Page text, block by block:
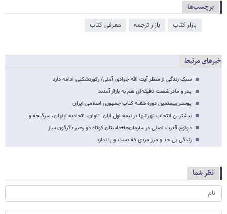
برچسب‌ها
بازار کتاب بازار ترجمه معرفی کتاب
خبرهای مرتبط
سبک زندگی از منظر آیت الله جوادی آملی/ رکوردشکنی ادامه دارد
پدر و مادر شصت دقیقه‌ای هم به بازار آمدند
پوستر بیستمین دوره هفته کتاب جمهوری اسلامی ایران
بیشترین انتخاب تهرانی​ها در نیمه اول آبان: تاوان، اتحادیه ابلهان، سرگیجه و...
دونوع قدرت اصلی در سازمان‌ها+داستان کوتاه دو رهبر دگرگون ساز
زندگی بی حد و مرز مردی که دست و پا ندارد
نظر شما